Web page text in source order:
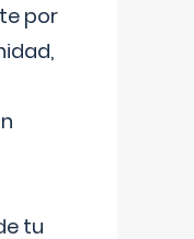
por
tu